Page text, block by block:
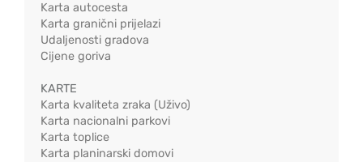
Karta autocesta
Karta granični prijelazi
Udaljenosti gradova
Cijene goriva
KARTE
Karta kvaliteta zraka (Uživo)
Karta nacionalni parkovi
Karta toplice
Karta planinarski domovi